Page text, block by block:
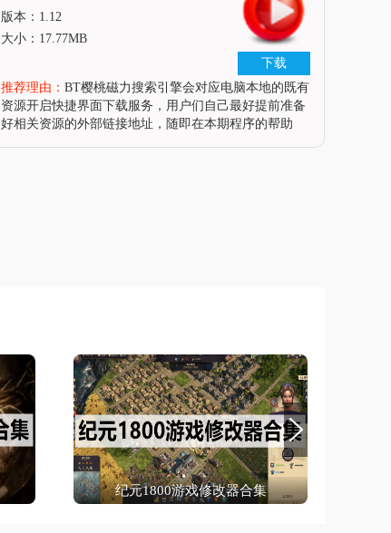
本！不再需求运用硬盘存储！离线下载：输出磁力链
接，解析磁力链接中的影视资本，
下载
版本：1.12
大小：17.77MB
推荐理由： BT樱桃磁力搜索引擎会对应电脑本地的既有
资源开启快捷界面下载服务，用户们自己最好提前准备
好相关资源的外部链接地址，随即在本期程序的帮助
纪元1800游戏修改器合集